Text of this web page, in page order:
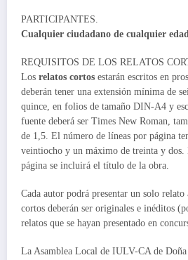
PARTICIPANTES.
Cualquier ciudadano de cualquier edad
REQUISITOS DE LOS RELATOS
Los relatos cortos estarán escritos en
deberán tener una extensión mínima de
quince, en folios de tamaño DIN-A4 y
fuente deberá ser Times New Roman,
de 1,5. El número de líneas por página
veintiocho y un máximo de treinta y dos.
página se incluirá el título de la obra.
Cada autor podrá presentar un solo
cortos deberán ser originales e inéditos
relatos que se hayan presentado en
La Asamblea Local de IULV-CA de Doña